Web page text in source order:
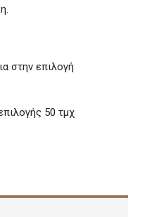
στην επιλογή
50 τμχ